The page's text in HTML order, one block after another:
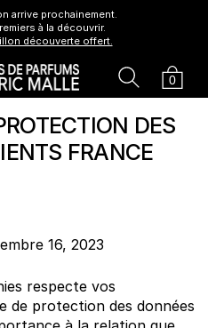
arrive prochainement.
à la découvrir.
découverte offert.
Cart
0
Search
DES
FRANCE
16, 2023
respecte vos
de protection des données